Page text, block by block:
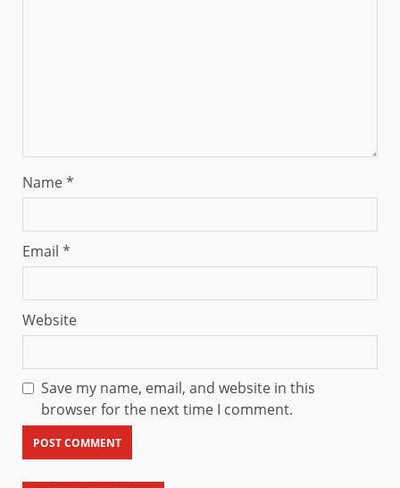
Name*
Email *
Website
Save my name, email, and website in this
browser for the next time I comment.